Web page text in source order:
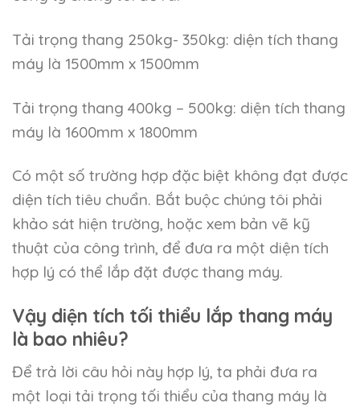
Tải trọng thang 250kg- 350kg: diện tích thang
máy là 1500mm x 1500mm
Tải trọng thang 400kg – 500kg: diện tích thang
máy là 1600mm x 1800mm
Có một số trường hợp đặc biệt không đạt được
diện tích tiêu chuẩn. Bắt buộc chúng tôi phải
khảo sát hiện trường, hoặc xem bản vẽ kỹ
thuật của công trình, để đưa ra một diện tích
hợp lý có thể lắp đặt được thang máy.
Vậy diện tích tối thiểu lắp thang máy
là bao nhiêu?
Để trả lời câu hỏi này hợp lý, ta phải đưa ra
một loại tải trọng tối thiểu của thang máy là